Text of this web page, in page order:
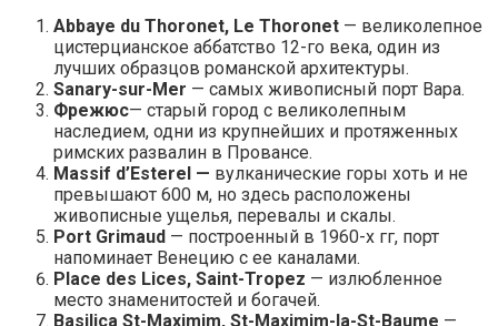
Abbaye du Thoronet, Le Thoronet — великолепное
цистерцианское аббатство 12-го века, один из
лучших образцов романской архитектуры.
Sanary-sur-Mer — самых живописный порт Вара.
Фрежюс— старый город с великолепным
наследием, одни из крупнейших и протяженных
римских развалин в Провансе.
Massif d’Esterel — вулканические горы хоть и не
превышают 600 м, но здесь расположены
живописные ущелья, перевалы и скалы.
Port Grimaud — построенный в 1960-х гг, порт
напоминает Венецию с ее каналами.
Place des Lices, Saint-Tropez — излюбленное
место знаменитостей и богачей.
Basilica St-Maximim, St-Maximim-la-St-Baume —